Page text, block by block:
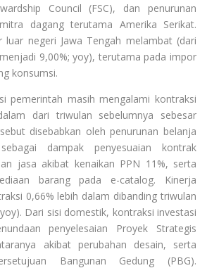
Council (FSC), dan penurunan
dagang terutama Amerika Serikat.
luar negeri Jawa Tengah melambat (dari
9,00%; yoy), terutama pada impor
konsumsi.
pemerintah masih mengalami kontraksi
dari triwulan sebelumnya sebesar
disebabkan oleh penurunan belanja
dampak penyesuaian kontrak
jasa akibat kenaikan PPN 11%, serta
barang pada e-catalog. Kinerja
0,66% lebih dalam dibanding triwulan
Dari sisi domestik, kontraksi investasi
penyelesaian Proyek Strategis
akibat perubahan desain, serta
Bangunan Gedung (PBG).